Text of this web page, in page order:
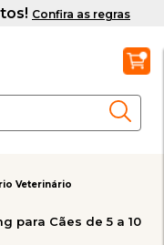
Veterinário
para Cães de 5 a 10